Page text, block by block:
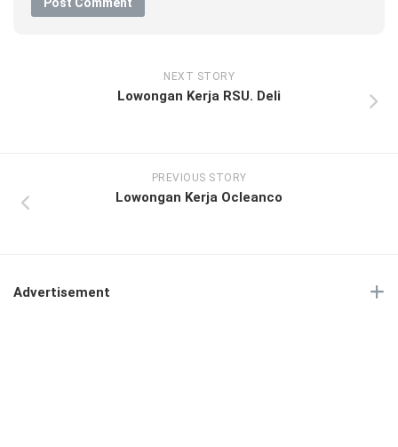
NEXT STORY
Lowongan Kerja RSU. Deli
PREVIOUS STORY
Lowongan Kerja Ocleanco
Advertisement